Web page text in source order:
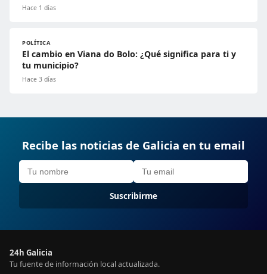
Hace 1 días
POLÍTICA
El cambio en Viana do Bolo: ¿Qué significa para ti y
tu municipio?
Hace 3 días
Recibe las noticias de Galicia en tu email
Suscribirme
24h Galicia
Tu fuente de información local actualizada.